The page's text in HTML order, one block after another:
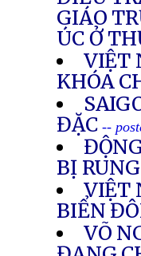
GIÁO
ÚC Ở
VIỆT
KHÓA
ĐẶC--
BỊ
VIỆT
BIỂN
VÕ